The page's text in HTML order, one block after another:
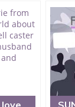
国文凭办理QQ
文凭在中国有用
国外硕士文
国外本
找工作QQ微信
编号查询QQ微
网上购买真文
微信551190476
（San Jose